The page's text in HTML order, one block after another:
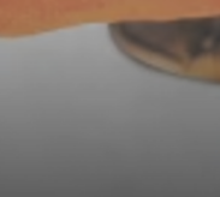
Voorwaarden en Privacy
Veelgestelde vragen